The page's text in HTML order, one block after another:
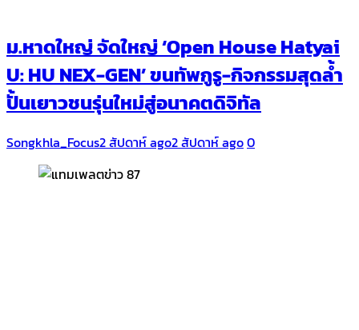
ม.หาดใหญ่ จัดใหญ่ ‘Open House Hatyai
U: HU NEX-GEN’ ขนทัพกูรู-กิจกรรมสุดล้ำ
ปั้นเยาวชนรุ่นใหม่สู่อนาคตดิจิทัล
Songkhla_Focus2 สัปดาห์ ago2 สัปดาห์ ago0